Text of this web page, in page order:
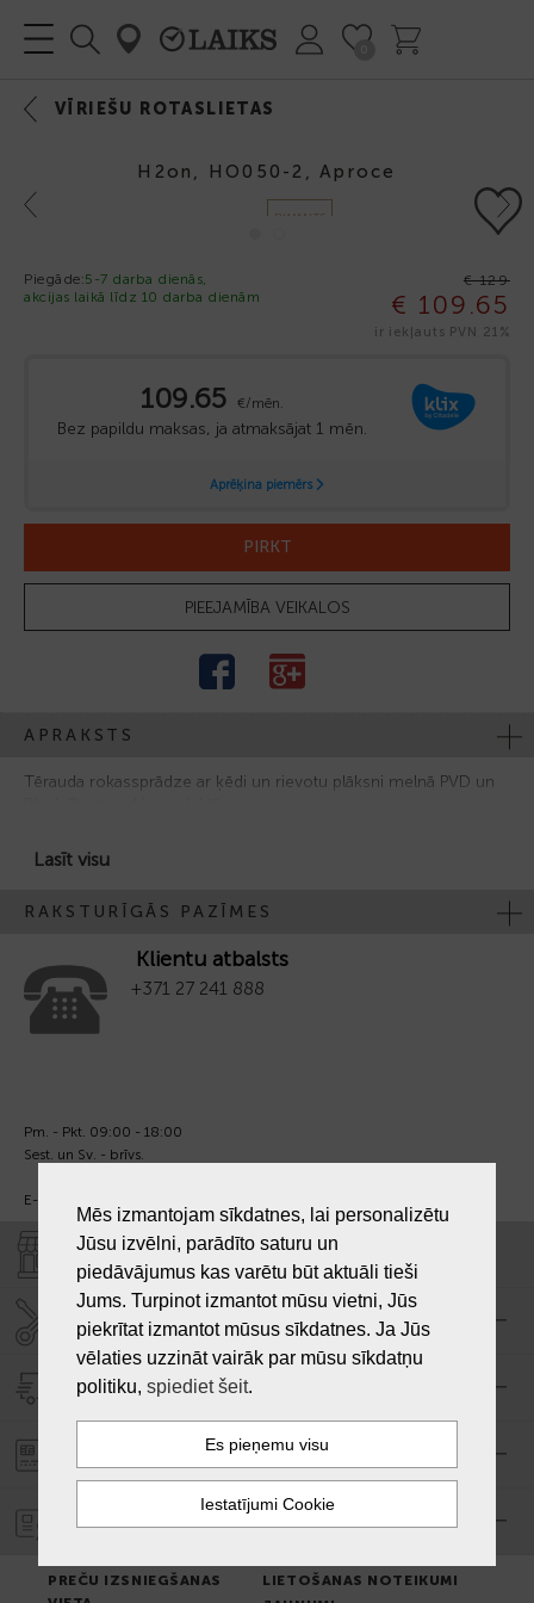
VĪRIEŠU ROTASLIETAS
H2on, HO050-2, Aproce
Previous
DIMANTS
Next
Piegāde:5-7 darba dienās,
akcijas laikā līdz 10 darba dienām
€ 129
€ 109.65
ir iekļauts PVN 21%
PIRKT
PIEEJAMĪBA VEIKALOS
APRAKSTS
Tērauda rokassprādze ar ķēdi un rievotu plāksni melnā PVD un
Lasīt visu
RAKSTURĪGĀS PAZĪMES
Klientu atbalsts
+371 27 241 888
Pm. - Pkt. 09:00 - 18:00
Sest. un Sv. - brīvs.
E-pasts:
VEIKALI "LAIKS"
SERVISA CENTRS "LAIKS"
PIEGĀDE
PASŪTĪJUMA APMAKSA
PREČU IZSNIEGŠANAS
LIETOŠANAS NOTEIKUMI
Mēs izmantojam sīkdatnes, lai personalizētu
Jūsu izvēlni, parādīto saturu un
piedāvājumus kas varētu būt aktuāli tieši
Jums. Turpinot izmantot mūsu vietni, Jūs
piekrītat izmantot mūsus sīkdatnes. Ja Jūs
vēlaties uzzināt vairāk par mūsu sīkdatņu
politiku, spiediet šeit.